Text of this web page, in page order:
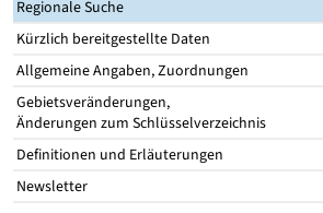
Regionale Suche
Kürzlich bereitgestellte Daten
Allgemeine Angaben, Zuordnungen
Gebietsveränderungen,
Änderungen zum Schlüsselverzeichnis
Definitionen und Erläuterungen
Newsletter